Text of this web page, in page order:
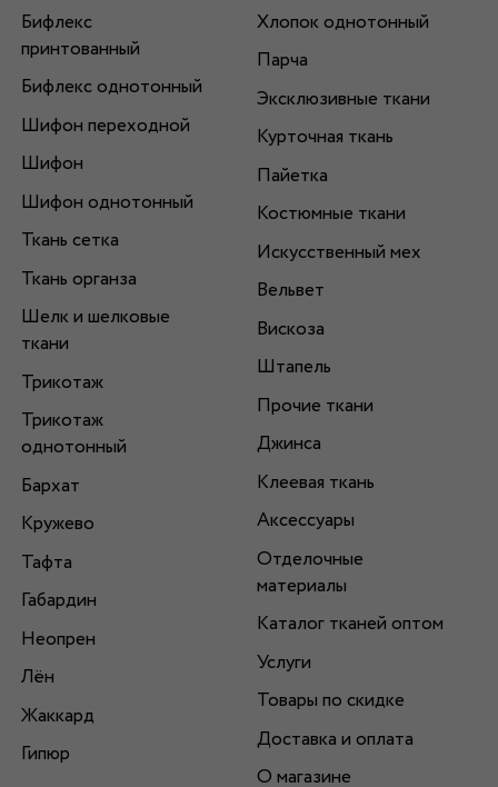
Бифлекс
принтованный
Бифлекс однотонный
Шифон переходной
Шифон
Шифон однотонный
Ткань сетка
Ткань органза
Шелк и шелковые
ткани
Трикотаж
Трикотаж
однотонный
Бархат
Кружево
Тафта
Габардин
Неопрен
Лён
Жаккард
Гипюр
Хлопок однотонный
Парча
Эксклюзивные ткани
Курточная ткань
Пайетка
Костюмные ткани
Искусственный мех
Вельвет
Вискоза
Штапель
Прочие ткани
Джинса
Клеевая ткань
Аксессуары
Отделочные
материалы
Каталог тканей оптом
Услуги
Товары по скидке
Доставка и оплата
О магазине